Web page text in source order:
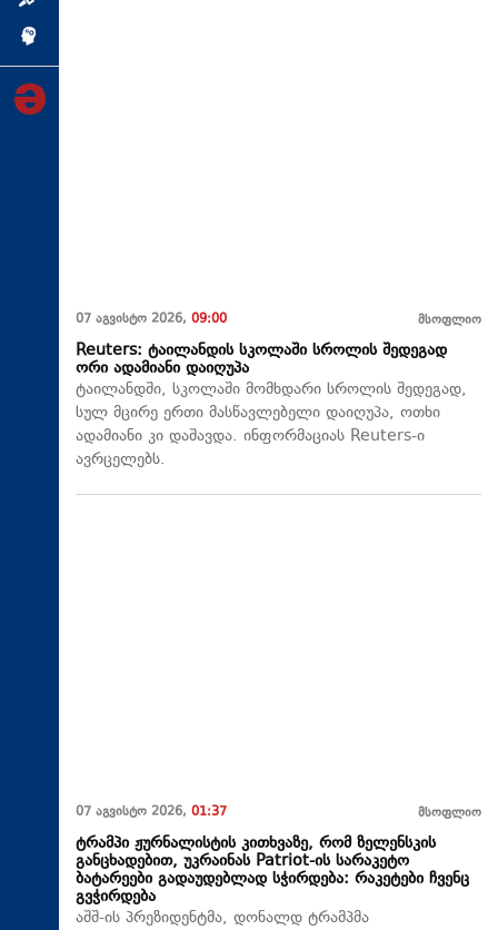
07 აგვისტო 2026, 09:00 მსოფლიო
Reuters: ტაილანდის სკოლაში სროლის შედეგად
ორი ადამიანი დაიღუპა
ტაილანდში, სკოლაში მომხდარი სროლის შედეგად,
სულ მცირე ერთი მასწავლებელი დაიღუპა, ოთხი
ადამიანი კი დაშავდა. ინფორმაციას Reuters-ი
ავრცელებს.
07 აგვისტო 2026, 01:37 მსოფლიო
ტრამპი ჟურნალისტის კითხვაზე, რომ ზელენსკის
განცხადებით, უკრაინას Patriot-ის სარაკეტო
ბატარეები გადაუდებლად სჭირდება: რაკეტები ჩვენც
გვჭირდება
აშშ-ის პრეზიდენტმა, დონალდ ტრამპმა